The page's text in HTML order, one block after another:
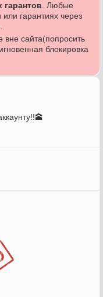
гарантов . Любые
гарантиях через
сайта(попросить
блокировка